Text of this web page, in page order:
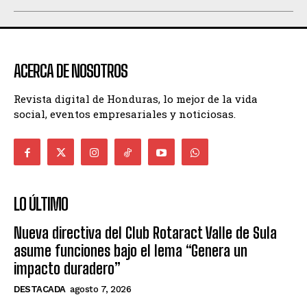
ACERCA DE NOSOTROS
Revista digital de Honduras, lo mejor de la vida
social, eventos empresariales y noticiosas.
LO ÚLTIMO
Nueva directiva del Club Rotaract Valle de Sula
asume funciones bajo el lema “Genera un
impacto duradero”
DESTACADA agosto 7, 2026